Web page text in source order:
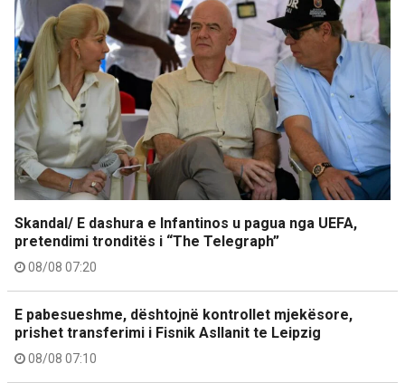
Skandal/ E dashura e Infantinos u pagua nga UEFA,
pretendimi tronditës i “The Telegraph”
08/08 07:20
E pabesueshme, dështojnë kontrollet mjekësore,
prishet transferimi i Fisnik Asllanit te Leipzig
08/08 07:10